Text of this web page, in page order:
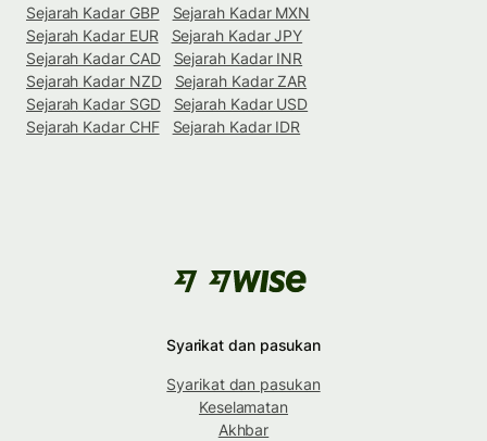
Sejarah Kadar GBP
Sejarah Kadar MXN
Sejarah Kadar EUR
Sejarah Kadar JPY
Sejarah Kadar CAD
Sejarah Kadar INR
Sejarah Kadar NZD
Sejarah Kadar ZAR
Sejarah Kadar SGD
Sejarah Kadar USD
Sejarah Kadar CHF
Sejarah Kadar IDR
Syarikat dan pasukan
Syarikat dan pasukan
Keselamatan
Akhbar